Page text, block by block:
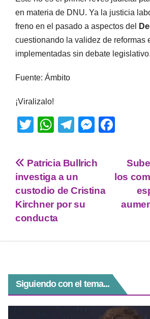
en materia de DNU. Ya la justicia
freno en el pasado a aspectos del
cuestionando la validez de reformas
implementadas sin debate legislativo.
Fuente: Ámbito
¡Viralizalo!
T
tt
er
W
at
s
A
p
p
T
e
gr
a
m
M
ss
n
e
o
los
Patricia Bullrich
investiga a un
custodio de Cristina
Kirchner por su
conducta
Siguiendo con el tema...